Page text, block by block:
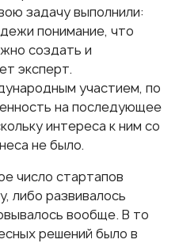
задачу выполнили:
понимание, что
создать и
эксперт.
участием, по
на последующее
интереса к ним со
не было.
число стартапов
либо развивалось
вообще. В то
решений было в